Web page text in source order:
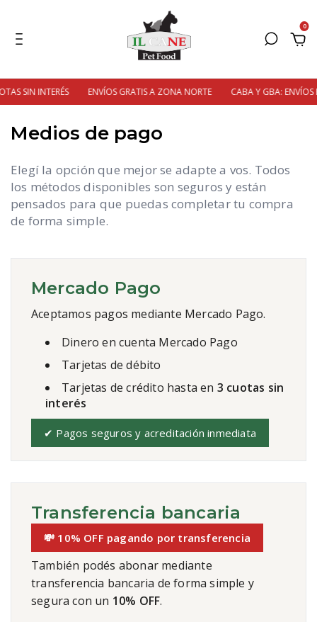
0
SIN INTERÉS ENVÍOS GRATIS A ZONA NORTE CABA Y GBA: ENVÍOS
Medios de pago
Elegí la opción que mejor se adapte a vos. Todos
los métodos disponibles son seguros y están
pensados para que puedas completar tu compra
de forma simple.
Mercado Pago
Aceptamos pagos mediante Mercado Pago.
Dinero en cuenta Mercado Pago
Tarjetas de débito
Tarjetas de crédito hasta en 3 cuotas sin
interés
✔ Pagos seguros y acreditación inmediata
Transferencia bancaria
💸 10% OFF pagando por transferencia
También podés abonar mediante
transferencia bancaria de forma simple y
segura con un 10% OFF.